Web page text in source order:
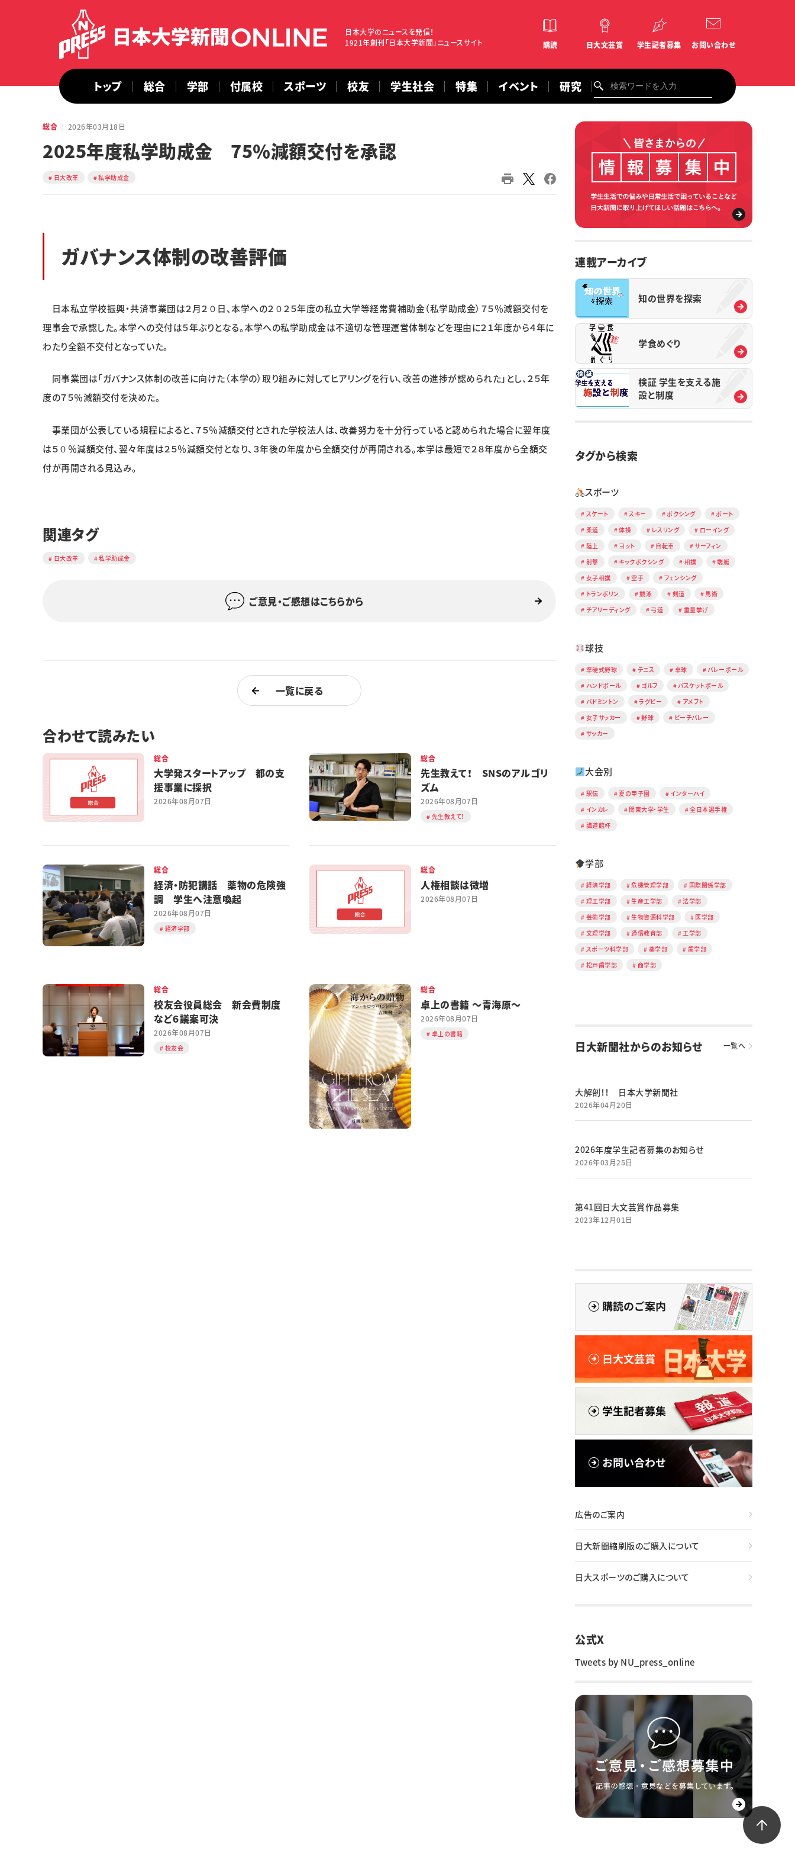
日本大学のニュースを発信！
1921年創刊「日本大学新聞」ニュースサイト
購読 日大文芸賞 学生記者募集 お問い合わせ
トップ 総合 学部 付属校 スポーツ 校友 学生社会 特集 イベント 研究
総合 2026年03月18日
2025年度私学助成金 75％減額交付を承認
日大改革 私学助成金
ガバナンス体制の改善評価
日本私立学校振興・共済事業団は２月２０日、本学への２０２５年度の私立大学等経常費補助金（私学助成金）７５％減額交付を
理事会で承認した。本学への交付は５年ぶりとなる。本学への私学助成金は不適切な管理運営体制などを理由に２１年度から４年に
わたり全額不交付となっていた。
同事業団は「ガバナンス体制の改善に向けた（本学の）取り組みに対してヒアリングを行い、改善の進捗が認められた」とし、２５年
度の７５％減額交付を決めた。
事業団が公表している規程によると、７５％減額交付とされた学校法人は、改善努力を十分行っていると認められた場合に翌年度
は５０％減額交付、翌々年度は２５％減額交付となり、３年後の年度から全額交付が再開される。本学は最短で２８年度から全額交
付が再開される見込み。
関連タグ
日大改革 私学助成金
ご意見・ご感想はこちらから
一覧に戻る
合わせて読みたい
総合
大学発スタートアップ 都の支
援事業に採択
2026年08月07日
総合
先生教えて！ SNSのアルゴリ
ズム
2026年08月07日
先生教えて！
総合
経済・防犯講話 薬物の危険強
調 学生へ注意喚起
2026年08月07日
経済学部
総合
人権相談は微増
2026年08月07日
総合
校友会役員総会 新会費制度
など６議案可決
2026年08月07日
校友会
総合
卓上の書籍 ～青海原～
2026年08月07日
卓上の書籍
連載アーカイブ
知の世界を探索
学食めぐり
検証 学生を支える施
設と制度
タグから検索
スポーツ
スケート スキー ボクシング
ボート
柔道
体操 レスリング
ローイング
陸上
ヨット 自転車
サーフィン
射撃
キックボクシング 相撲
端艇
女子相撲
空手
フェンシング
トランポリン
競泳 剣道
馬術
チアリーディング
弓道 重量挙げ
球技
準硬式野球 テニス 卓球
バレーボール
ハンドボール
ゴルフ
バスケットボール
バドミントン
ラグビー
アメフト
女子サッカー
野球
ビーチバレー
サッカー
大会別
駅伝 夏の甲子園
インターハイ
インカレ
関東大学・学生
全日本選手権
講道館杯
学部
経済学部 危機管理学部
国際関係学部
理工学部
生産工学部
法学部
芸術学部
生物資源科学部
医学部
文理学部
通信教育部
工学部
スポーツ科学部
薬学部
歯学部
松戸歯学部
商学部
日大新聞社からのお知らせ 一覧へ
大解剖！！ 日本大学新聞社
2026年04月20日
2026年度学生記者募集のお知らせ
2026年03月25日
第41回日大文芸賞作品募集
2023年12月01日
広告のご案内
日大新聞縮刷版のご購入について
日大スポーツのご購入について
公式X
Tweets by NU_press_online